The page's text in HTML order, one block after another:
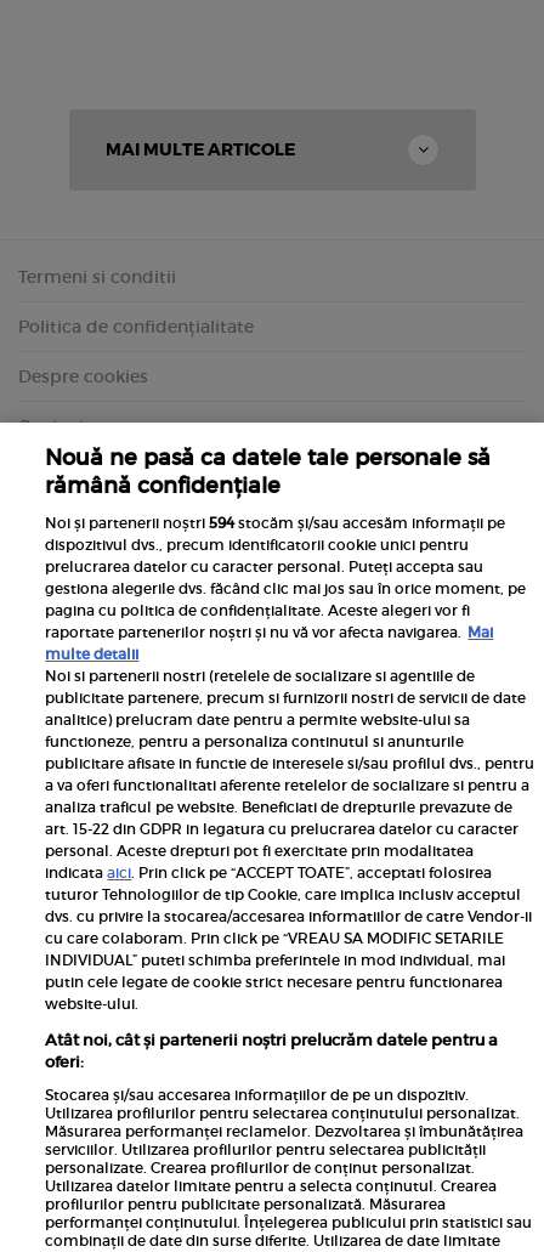
MAI MULTE ARTICOLE
Termeni si conditii
Politica de confidențialitate
Despre cookies
Contact
Inscrie-te la newsletterul UNICA
Pariază responsabil! Decizia ONJN nr. 821/25.09.2025.
Jocurile de noroc sunt interzise minorilor.
Links
Calculator sarcina
Rețete
Libertatea
Viva
Libertatea pentru femei
Avantaje
Nouă ne pasă ca datele tale personale să
rămână confidențiale
Noi și partenerii noștri594stocăm și/sau accesăm informații pe
dispozitivul dvs., precum identificatorii cookie unici pentru
prelucrarea datelor cu caracter personal. Puteți accepta sau
gestiona alegerile dvs. făcând clic mai jos sau în orice moment, pe
pagina cu politica de confidențialitate. Aceste alegeri vor fi
raportate partenerilor noștri și nu vă vor afecta navigarea. Mai
multe detalii
Noi si partenerii nostri (retelele de socializare si agentiile de
publicitate partenere, precum si furnizorii nostri de servicii de date
analitice) prelucram date pentru a permite website-ului sa
functioneze, pentru a personaliza continutul si anunturile
publicitare afisate in functie de interesele si/sau profilul dvs., pentru
a va oferi functionalitati aferente retelelor de socializare si pentru a
analiza traficul pe website. Beneficiati de drepturile prevazute de
art. 15-22 din GDPR in legatura cu prelucrarea datelor cu caracter
personal. Aceste drepturi pot fi exercitate prin modalitatea
indicataaici. Prin click pe “ACCEPT TOATE”, acceptati folosirea
tuturor Tehnologiilor de tip Cookie, care implica inclusiv acceptul
dvs. cu privire la stocarea/accesarea informatiilor de catre Vendor-ii
cu care colaboram. Prin click pe “VREAU SA MODIFIC SETARILE
INDIVIDUAL” puteti schimba preferintele in mod individual, mai
putin cele legate de cookie strict necesare pentru functionarea
website-ului.
Atât noi, cât și partenerii noștri prelucrăm datele pentru a
oferi:
Stocarea și/sau accesarea informațiilor de pe un dispozitiv.
Utilizarea profilurilor pentru selectarea conținutului personalizat.
Măsurarea performanței reclamelor. Dezvoltarea și îmbunătățirea
serviciilor. Utilizarea profilurilor pentru selectarea publicității
personalizate. Crearea profilurilor de conținut personalizat.
Utilizarea datelor limitate pentru a selecta conținutul. Crearea
profilurilor pentru publicitate personalizată. Măsurarea
performanței conținutului. Înțelegerea publicului prin statistici sau
combinații de date din surse diferite. Utilizarea de date limitate